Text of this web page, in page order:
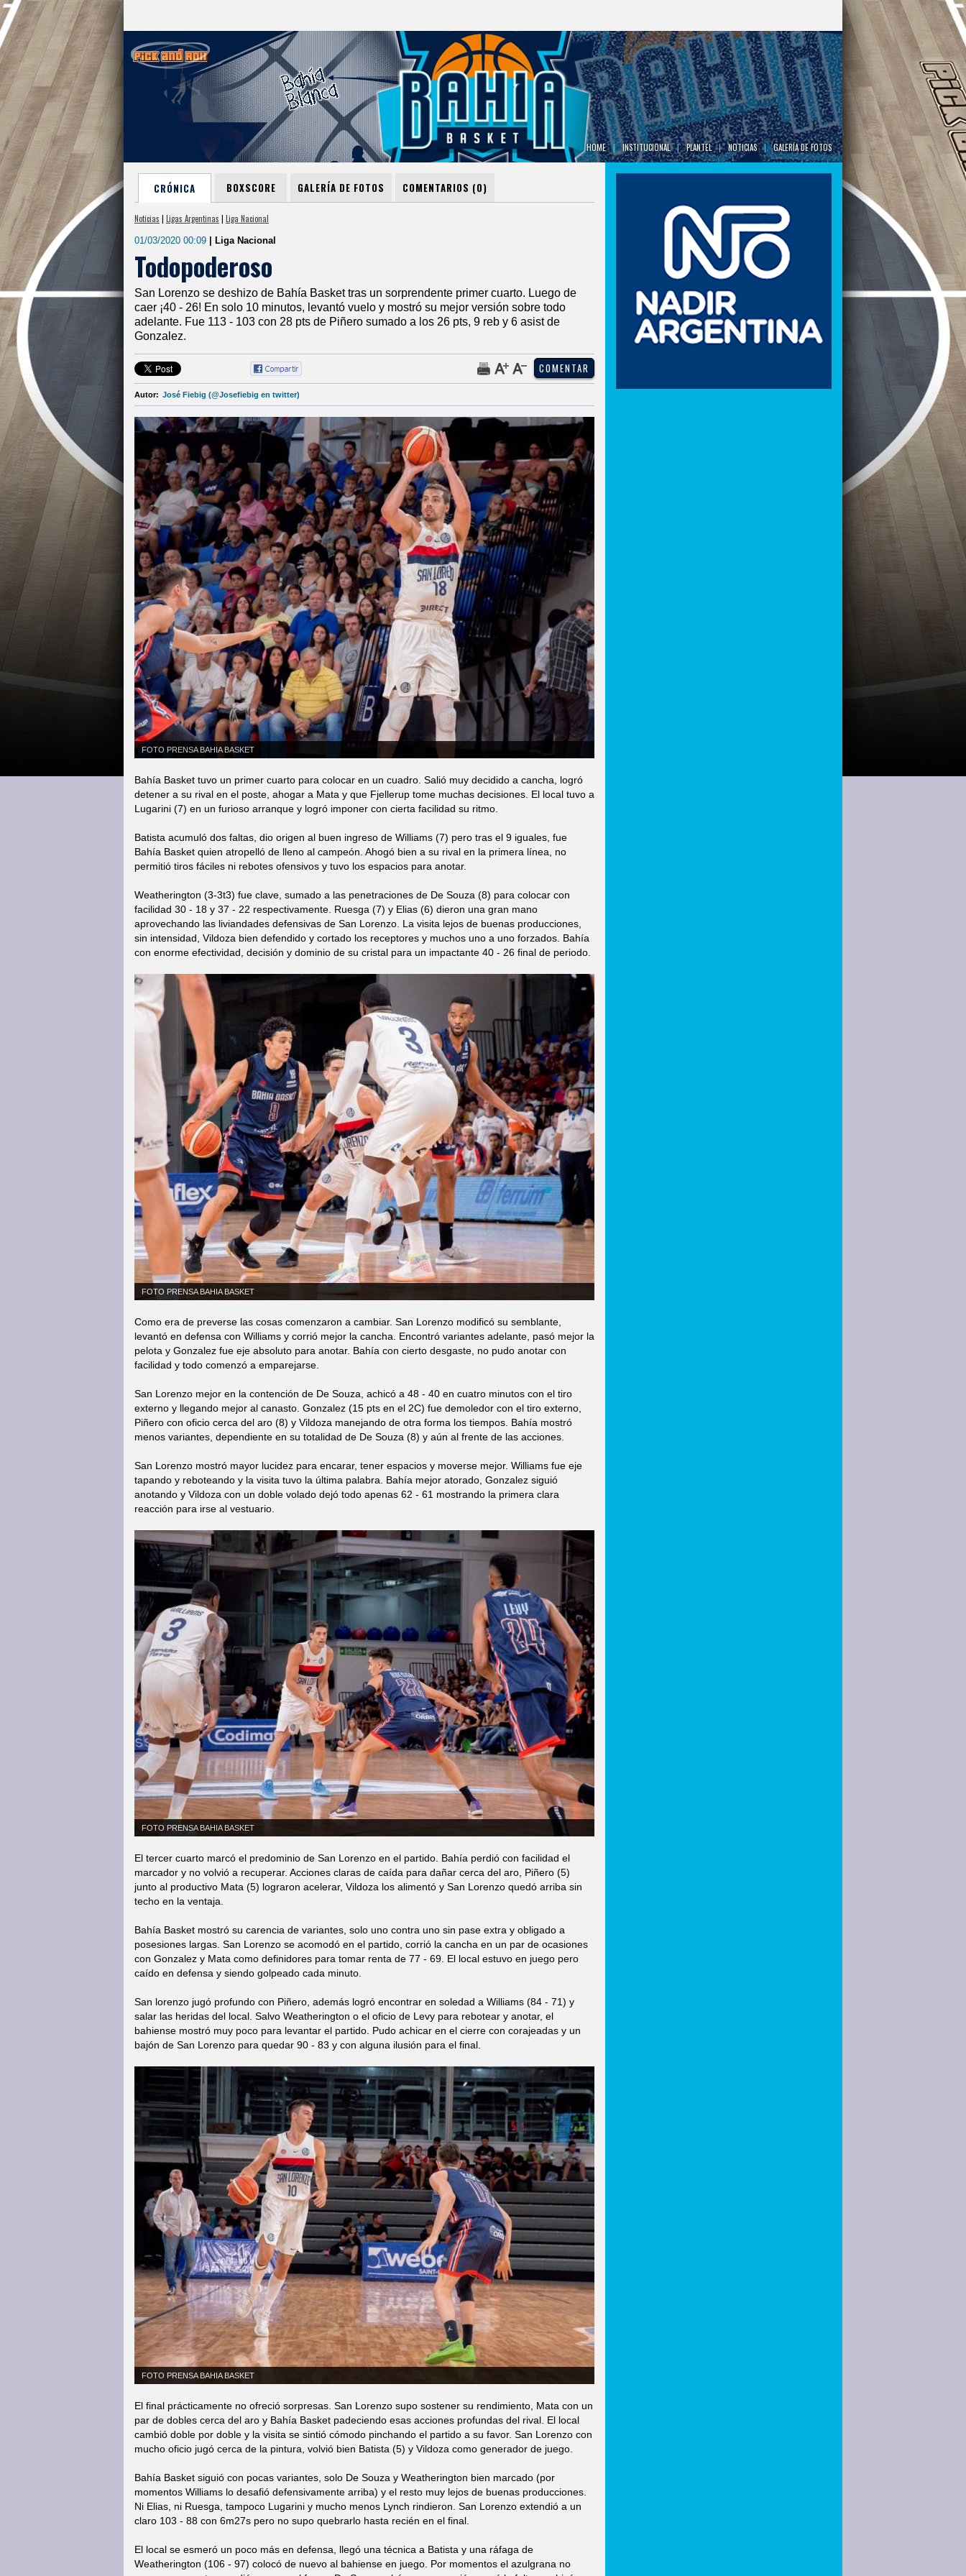
HOME | INSTITUCIONAL | PLANTEL | NOTICIAS | GALERÍA DE FOTOS
CRÓNICA BOXSCORE GALERÍA DE FOTOS COMENTARIOS (0)
Noticias | Ligas Argentinas | Liga Nacional
01/03/2020 00:09 | Liga Nacional
Todopoderoso
San Lorenzo se deshizo de Bahía Basket tras un sorprendente primer cuarto. Luego de
caer ¡40 - 26! En solo 10 minutos, levantó vuelo y mostró su mejor versión sobre todo
adelante. Fue 113 - 103 con 28 pts de Piñero sumado a los 26 pts, 9 reb y 6 asist de
Gonzalez.
Autor: José Fiebig (@Josefiebig en twitter)
FOTO PRENSA BAHIA BASKET
Bahía Basket tuvo un primer cuarto para colocar en un cuadro. Salió muy decidido a cancha, logró
detener a su rival en el poste, ahogar a Mata y que Fjellerup tome muchas decisiones. El local tuvo a
Lugarini (7) en un furioso arranque y logró imponer con cierta facilidad su ritmo.
Batista acumuló dos faltas, dio origen al buen ingreso de Williams (7) pero tras el 9 iguales, fue
Bahía Basket quien atropelló de lleno al campeón. Ahogó bien a su rival en la primera línea, no
permitió tiros fáciles ni rebotes ofensivos y tuvo los espacios para anotar.
Weatherington (3-3t3) fue clave, sumado a las penetraciones de De Souza (8) para colocar con
facilidad 30 - 18 y 37 - 22 respectivamente. Ruesga (7) y Elias (6) dieron una gran mano
aprovechando las liviandades defensivas de San Lorenzo. La visita lejos de buenas producciones,
sin intensidad, Vildoza bien defendido y cortado los receptores y muchos uno a uno forzados. Bahía
con enorme efectividad, decisión y dominio de su cristal para un impactante 40 - 26 final de periodo.
FOTO PRENSA BAHIA BASKET
Como era de preverse las cosas comenzaron a cambiar. San Lorenzo modificó su semblante,
levantó en defensa con Williams y corrió mejor la cancha. Encontró variantes adelante, pasó mejor la
pelota y Gonzalez fue eje absoluto para anotar. Bahía con cierto desgaste, no pudo anotar con
facilidad y todo comenzó a emparejarse.
San Lorenzo mejor en la contención de De Souza, achicó a 48 - 40 en cuatro minutos con el tiro
externo y llegando mejor al canasto. Gonzalez (15 pts en el 2C) fue demoledor con el tiro externo,
Piñero con oficio cerca del aro (8) y Vildoza manejando de otra forma los tiempos. Bahía mostró
menos variantes, dependiente en su totalidad de De Souza (8) y aún al frente de las acciones.
San Lorenzo mostró mayor lucidez para encarar, tener espacios y moverse mejor. Williams fue eje
tapando y reboteando y la visita tuvo la última palabra. Bahía mejor atorado, Gonzalez siguió
anotando y Vildoza con un doble volado dejó todo apenas 62 - 61 mostrando la primera clara
reacción para irse al vestuario.
FOTO PRENSA BAHIA BASKET
El tercer cuarto marcó el predominio de San Lorenzo en el partido. Bahía perdió con facilidad el
marcador y no volvió a recuperar. Acciones claras de caída para dañar cerca del aro, Piñero (5)
junto al productivo Mata (5) lograron acelerar, Vildoza los alimentó y San Lorenzo quedó arriba sin
techo en la ventaja.
Bahía Basket mostró su carencia de variantes, solo uno contra uno sin pase extra y obligado a
posesiones largas. San Lorenzo se acomodó en el partido, corrió la cancha en un par de ocasiones
con Gonzalez y Mata como definidores para tomar renta de 77 - 69. El local estuvo en juego pero
caído en defensa y siendo golpeado cada minuto.
San lorenzo jugó profundo con Piñero, además logró encontrar en soledad a Williams (84 - 71) y
salar las heridas del local. Salvo Weatherington o el oficio de Levy para rebotear y anotar, el
bahiense mostró muy poco para levantar el partido. Pudo achicar en el cierre con corajeadas y un
bajón de San Lorenzo para quedar 90 - 83 y con alguna ilusión para el final.
FOTO PRENSA BAHIA BASKET
El final prácticamente no ofreció sorpresas. San Lorenzo supo sostener su rendimiento, Mata con un
par de dobles cerca del aro y Bahía Basket padeciendo esas acciones profundas del rival. El local
cambió doble por doble y la visita se sintió cómodo pinchando el partido a su favor. San Lorenzo con
mucho oficio jugó cerca de la pintura, volvió bien Batista (5) y Vildoza como generador de juego.
Bahía Basket siguió con pocas variantes, solo De Souza y Weatherington bien marcado (por
momentos Williams lo desafió defensivamente arriba) y el resto muy lejos de buenas producciones.
Ni Elias, ni Ruesga, tampoco Lugarini y mucho menos Lynch rindieron. San Lorenzo extendió a un
claro 103 - 88 con 6m27s pero no supo quebrarlo hasta recién en el final.
El local se esmeró un poco más en defensa, llegó una técnica a Batista y una ráfaga de
Weatherington (106 - 97) colocó de nuevo al bahiense en juego. Por momentos el azulgrana no